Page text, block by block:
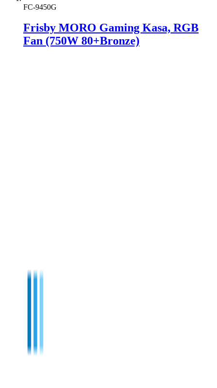
FC-9450G
Frisby MORO Gaming Kasa, RGB
Fan (750W 80+Bronze)